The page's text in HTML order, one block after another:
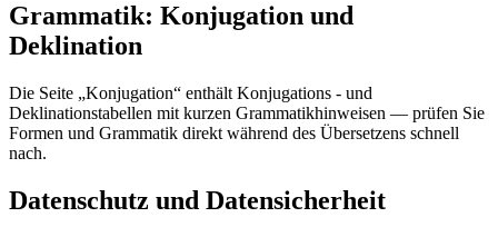
Grammatik: Konjugation und
Deklination
Die Seite „Konjugation“ enthält Konjugations - und
Deklinationstabellen mit kurzen Grammatikhinweisen — prüfen Sie
Formen und Grammatik direkt während des Übersetzens schnell
nach.
Datenschutz und Datensicherheit